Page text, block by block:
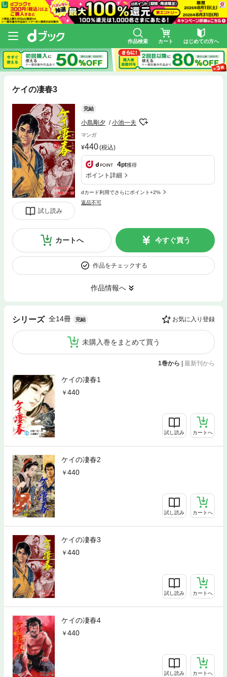
作品検索 カート はじめての方へ
ケイの凄春3
試し読み
完結
小島剛夕 小池一夫
マンガ
440(税込)
4pt獲得
ポイント詳細
dカード利用でさらにポイント+2%
返品不可
カートへ 今すぐ買う
作品をチェックする
作品情報へ
シリーズ 全14冊 完結 お気に入り登録
未購入巻をまとめて買う
1巻から | 最新刊から
ケイの凄春1
440
試し読み カートへ
ケイの凄春2
440
試し読み カートへ
ケイの凄春3
440
試し読み カートへ
ケイの凄春4
440
試し読み カートへ